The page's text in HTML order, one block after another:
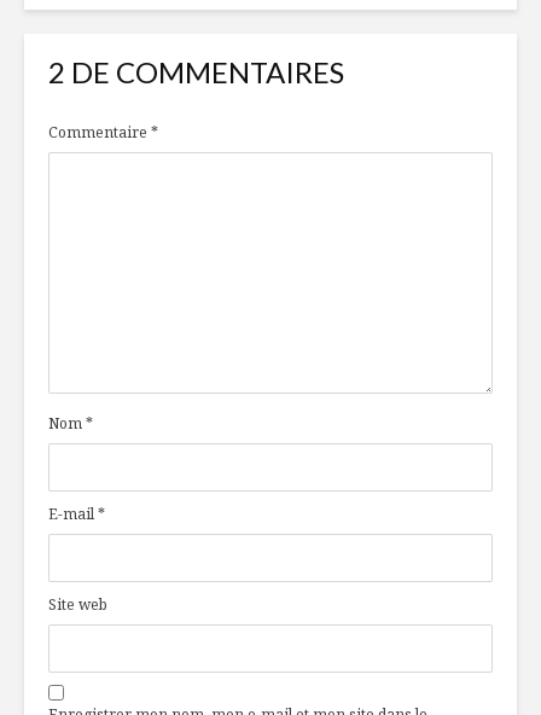
2 DE COMMENTAIRES
Commentaire *
Nom*
E-mail*
Site web